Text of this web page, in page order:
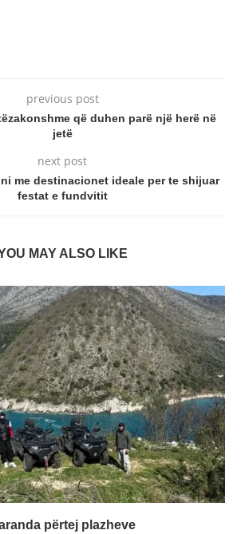
previous post
që duhen parë një herë në
jetë
next post
me destinacionet ideale per te shijuar
festat e fundvitit
MAY ALSO LIKE
përtej plazheve